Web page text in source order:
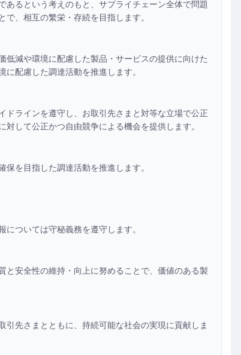
あるという考えのもと、サプライチェーン全体で問題
、相互の繁栄・存続を目指します。
減や環境に配慮した製品・サービスの提供に向けた
配慮した調達活動を推進します。
ドラインを遵守し、お取引先さまと対等な立場で公正
して公正かつ自由競争による機会を提供します。
を目指した調達活動を推進します。
ついては守秘義務を遵守します。
と安全性の維持・向上に努めることで、価値のある製
先さまとともに、持続可能な社会の実現に貢献しま